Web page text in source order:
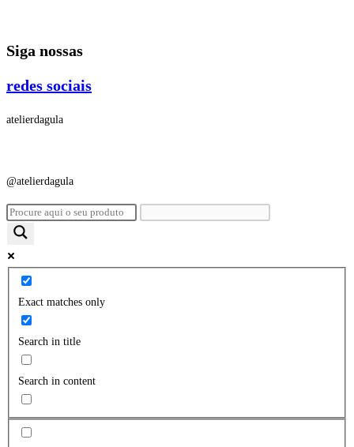
o
Siga nossas
redes sociais
atelierdagula
@atelierdagula
Exact matches only
Search in title
Search in content